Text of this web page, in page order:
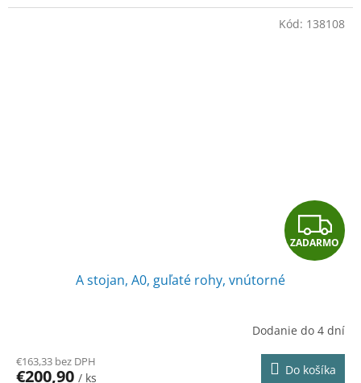
Z
A
A
R
ZADARMO
A stojan, A0, guľaté rohy, vnútorné
Dodanie do 4 dní
€163,33 bez DPH
€200,90 / ks
Do košíka
Kód: 138108